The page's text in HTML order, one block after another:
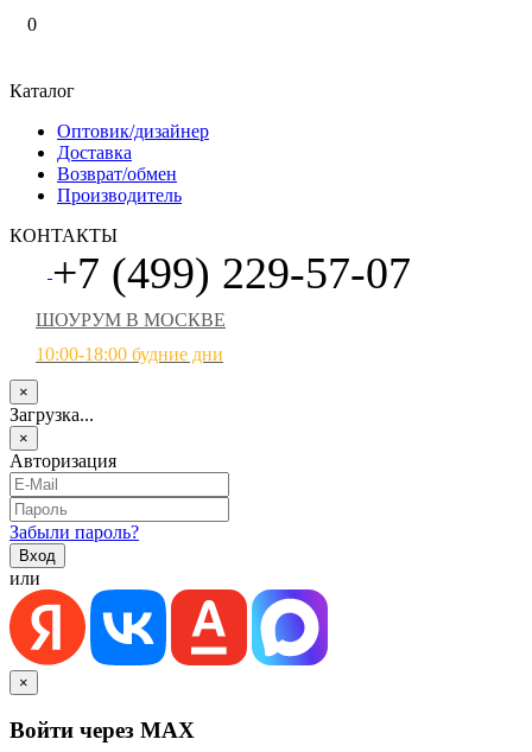
0
Каталог
Оптовик/дизайнер
Доставка
Возврат/обмен
Производитель
КОНТАКТЫ
+7 (499) 229-57-07
ШОУРУМ В МОСКВЕ
10:00-18:00 будние дни
×
Загрузка...
×
Авторизация
Забыли пароль?
или
×
Войти через MAX